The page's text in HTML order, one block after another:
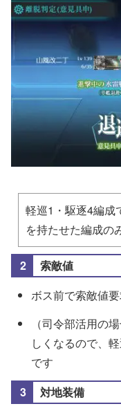
軽巡1・駆逐4編成
を持たせた編成の
索敵値
ボス前で索敵値
（司令部活用の
しくなるので、
です
対地装備